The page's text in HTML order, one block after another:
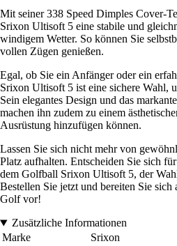
Mit seiner 338 Speed Dimples Cover-
Srixon Ultisoft 5 eine stabile und
windigem Wetter. So können Sie
vollen Zügen genießen.
Egal, ob Sie ein Anfänger oder ein
Srixon Ultisoft 5 ist eine sichere Wahl,
Sein elegantes Design und das
machen ihn zudem zu einem
Ausrüstung hinzufügen können.
Lassen Sie sich nicht mehr von
Platz aufhalten. Entscheiden Sie sich
dem Golfball Srixon Ultisoft 5, der
Bestellen Sie jetzt und bereiten Sie
Golf vor!
Zusätzliche Informationen
Marke
Srixon